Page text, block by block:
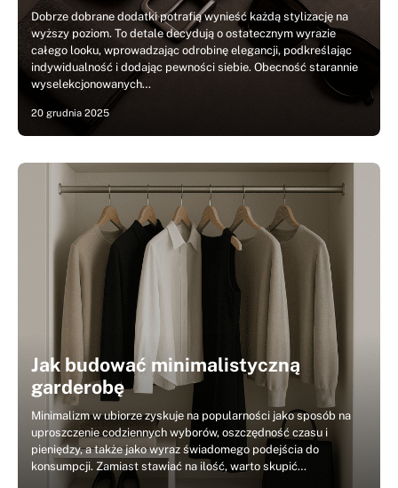
Dobrze dobrane dodatki potrafią wynieść każdą stylizację na
wyższy poziom. To detale decydują o ostatecznym wyrazie
całego looku, wprowadzając odrobinę elegancji, podkreślając
indywidualność i dodając pewności siebie. Obecność starannie
wyselekcjonowanych…
20 grudnia 2025
Jak budować minimalistyczną
garderobę
Minimalizm w ubiorze zyskuje na popularności jako sposób na
uproszczenie codziennych wyborów, oszczędność czasu i
pieniędzy, a także jako wyraz świadomego podejścia do
konsumpcji. Zamiast stawiać na ilość, warto skupić…